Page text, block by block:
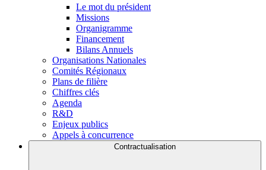
Le mot du président
Missions
Organigramme
Financement
Bilans Annuels
Organisations Nationales
Comités Régionaux
Plans de filière
Chiffres clés
Agenda
R&D
Enjeux publics
Appels à concurrence
Contractualisation